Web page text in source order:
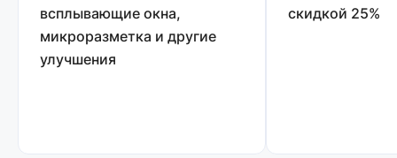
всплывающие окна,
микроразметка и другие
улучшения
скидкой 25%